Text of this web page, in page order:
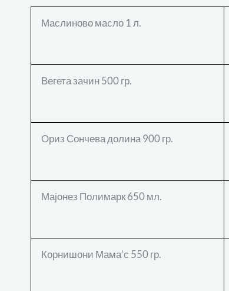
Маслиново масло 1 л.
Вегета зачин 500 гр.
Ориз Сончева долина 900 гр.
Мајонез Полимарк 650 мл.
Корнишони Мама’с 550 гр.